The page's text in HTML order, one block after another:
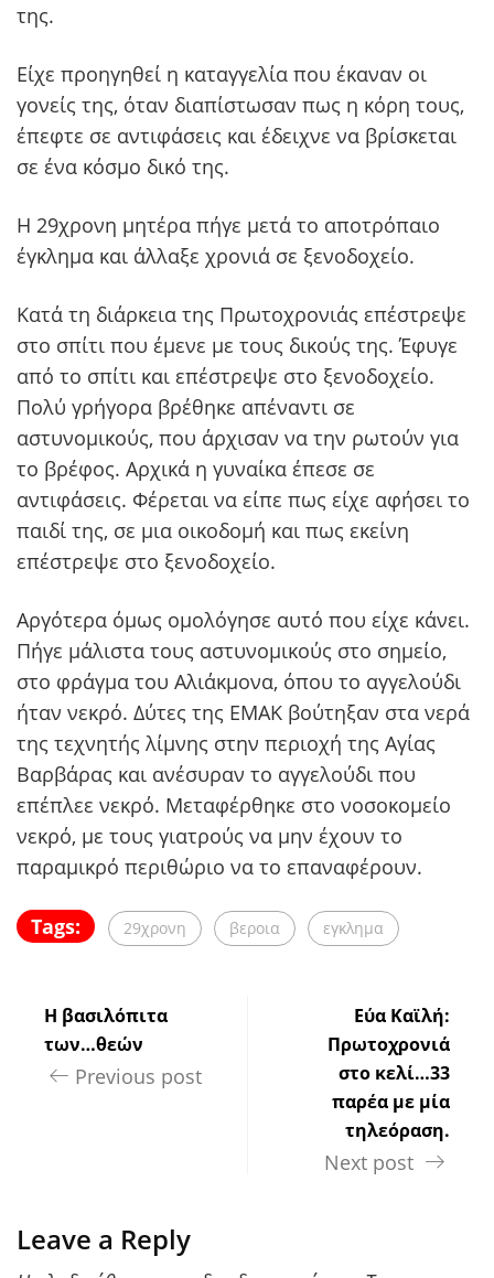
της.
Είχε προηγηθεί η καταγγελία που έκαναν οι
γονείς της, όταν διαπίστωσαν πως η κόρη τους,
έπεφτε σε αντιφάσεις και έδειχνε να βρίσκεται
σε ένα κόσμο δικό της.
Η 29χρονη μητέρα πήγε μετά το αποτρόπαιο
έγκλημα και άλλαξε χρονιά σε ξενοδοχείο.
Κατά τη διάρκεια της Πρωτοχρονιάς επέστρεψε
στο σπίτι που έμενε με τους δικούς της. Έφυγε
από το σπίτι και επέστρεψε στο ξενοδοχείο.
Πολύ γρήγορα βρέθηκε απέναντι σε
αστυνομικούς, που άρχισαν να την ρωτούν για
το βρέφος. Αρχικά η γυναίκα έπεσε σε
αντιφάσεις. Φέρεται να είπε πως είχε αφήσει το
παιδί της, σε μια οικοδομή και πως εκείνη
επέστρεψε στο ξενοδοχείο.
Αργότερα όμως ομολόγησε αυτό που είχε κάνει.
Πήγε μάλιστα τους αστυνομικούς στο σημείο,
στο φράγμα του Αλιάκμονα, όπου το αγγελούδι
ήταν νεκρό. Δύτες της ΕΜΑΚ βούτηξαν στα νερά
της τεχνητής λίμνης στην περιοχή της Αγίας
Βαρβάρας και ανέσυραν το αγγελούδι που
επέπλεε νεκρό. Μεταφέρθηκε στο νοσοκομείο
νεκρό, με τους γιατρούς να μην έχουν το
παραμικρό περιθώριο να το επαναφέρουν.
Tags: 29χρονη βεροια εγκλημα
Η βασιλόπιτα
των…θεών
Previous post
Εύα Καϊλή:
Πρωτοχρονιά
στο κελί…33
παρέα με μία
τηλεόραση.
Next post
Leave a Reply